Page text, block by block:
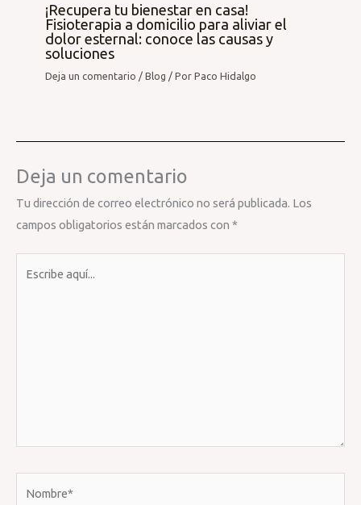
¡Recupera tu bienestar en casa!
Fisioterapia a domicilio para aliviar el
dolor esternal: conoce las causas y
soluciones
Deja un comentario /Blog / PorPaco Hidalgo
Deja un comentario
Tu dirección de correo electrónico no será publicada. Los
campos obligatorios están marcados con *